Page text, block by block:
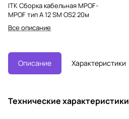
ITK Сборка кабельная MPOF-
MPOF тип A 12 SM OS2 20м
Все описание
Описание Характеристики
Технические характеристики